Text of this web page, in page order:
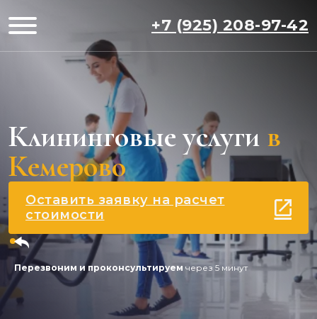
+7 (925) 208-97-42
Клининговые услуги в
Кемерово
Оставить заявку на расчет
стоимости
Перезвоним и проконсультируем через 5 минут